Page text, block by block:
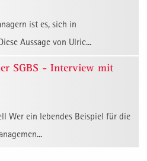
ist es, sich in
Aussage von Ulric...
SGBS - Interview mit
Wer ein lebendes Beispiel für die